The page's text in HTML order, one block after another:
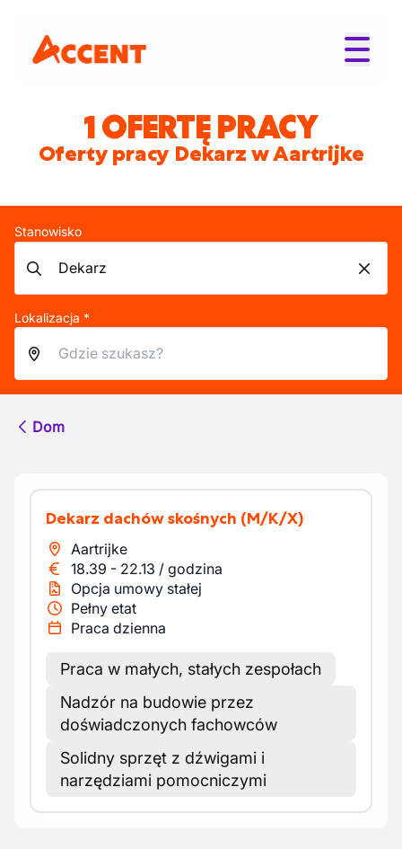
1 OFERTĘ PRACY
Oferty pracy Dekarz w Aartrijke
Stanowisko
Lokalizacja *
Dom
Dekarz dachów skośnych (M/K/X)
Aartrijke
18.39 - 22.13 / godzina
Opcja umowy stałej
Pełny etat
Praca dzienna
Praca w małych, stałych zespołach
Nadzór na budowie przez
doświadczonych fachowców
Solidny sprzęt z dźwigami i
narzędziami pomocniczymi